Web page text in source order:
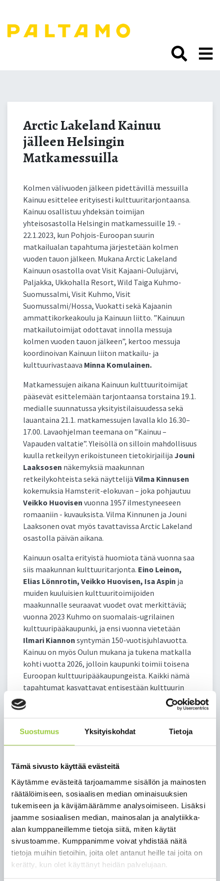
Suostumus Yksityiskohdat Tietoja
Tämä sivusto käyttää evästeitä
Käytämme evästeitä tarjoamamme sisällön ja mainosten
räätälöimiseen, sosiaalisen median ominaisuuksien
tukemiseen ja kävijämäärämme analysoimiseen. Lisäksi
jaamme sosiaalisen median, mainosalan ja analytiikka-
alan kumppaneillemme tietoja siitä, miten käytät
sivustoamme. Kumppanimme voivat yhdistää näitä
tietoja muihin tietoihin, joita olet antanut heille tai joita on
kerätty, kun olet käyttänyt heidän palvelujaan.
Arctic Lakeland Kainuu
jälleen Helsingin
Matkamessuilla
Arctic Lakeland Kainuu
jälleen Helsingin
Matkamessuilla
Kolmen välivuoden jälkeen pidettävillä messuilla
Kainuu esittelee erityisesti kulttuuritarjontaansa.
Kainuu osallistuu yhdeksän toimijan
yhteisosastolla Helsingin matkamessuille 19. -
22.1.2023, kun Pohjois-Euroopan suurin
matkailualan tapahtuma järjestetään kolmen
vuoden tauon jälkeen. Mukana Arctic Lakeland
Kainuun osastolla ovat Visit Kajaani-Oulujärvi,
Paljakka, Ukkohalla Resort, Wild Taiga Kuhmo-
Suomussalmi, Visit Kuhmo, Visit
Suomussalmi/Hossa, Vuokatti sekä Kajaanin
ammattikorkeakoulu ja Kainuun liitto. ”Kainuun
matkailutoimijat odottavat innolla messuja
kolmen vuoden tauon jälkeen”, kertoo messuja
koordinoivan Kainuun liiton matkailu- ja
kulttuurivastaava Minna Komulainen.
Matkamessujen aikana Kainuun kulttuuritoimijat
pääsevät esittelemään tarjontaansa torstaina 19.1.
medialle suunnatussa yksityistilaisuudessa sekä
lauantaina 21.1. matkamessujen lavalla klo 16.30–
17.00. Lavaohjelman teemana on ”Kainuu –
Vapauden valtatie”. Yleisöllä on silloin mahdollisuus
kuulla retkeilyyn erikoistuneen tietokirjailija Jouni
Laaksosen näkemyksiä maakunnan
retkeilykohteista sekä näyttelijä Vilma Kinnusen
kokemuksia Hamsterit-elokuvan – joka pohjautuu
Veikko Huovisen vuonna 1957 ilmestyneeseen
romaaniin - kuvauksista. Vilma Kinnunen ja Jouni
Laaksonen ovat myös tavattavissa Arctic Lakeland
osastolla päivän aikana.
Kainuun osalta erityistä huomiota tänä vuonna saa
siis maakunnan kulttuuritarjonta. Eino Leinon,
Elias Lönnrotin, Veikko Huovisen, Isa Aspin ja
muiden kuuluisien kulttuuritoimijoiden
maakunnalle seuraavat vuodet ovat merkittäviä;
vuonna 2023 Kuhmo on suomalais-ugrilainen
kulttuuripääkaupunki, ja ensi vuonna vietetään
Ilmari Kiannon syntymän 150-vuotisjuhlavuotta.
Kainuu on myös Oulun mukana ja tukena matkalla
kohti vuotta 2026, jolloin kaupunki toimii toisena
Euroopan kulttuuripääkaupungeista. Kaikki nämä
tapahtumat kasvattavat entisestään kulttuurin
merkitystä ja kulttuuriin panostusta alueella, joka
jo nyt houkuttelee vuosittain huomattavan määrän
Kajaanin Runoviikon, Puolangan pessimistien ja
maakunnan laajojen liikuntamahdollisuuksien
”Kainuun vetovoima on nähdäkseni aina
pohjautunut kahteen kärkeen, luontoon ja
kulttuuriin. Monelle ensimmäiset mielleyhtymät
Kainuusta ovat luonto, periferia, hiljaisuus ja
erämaa. Nämä ovat, totta kai, tärkeitä elementtejä
Kainuun tunnettuutta ajatellen, mutta on erityisen
hienoa, että korostamme nyt juuri kulttuurin
merkitystä matkailun viitekehyksessä. On
mielenkiintoista nähdä, mitä matkailua ja